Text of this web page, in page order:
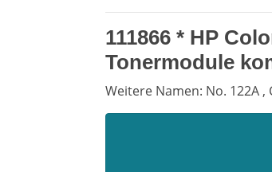
111866 * HP
Tonermodule
Weitere Namen: No. 122A ,